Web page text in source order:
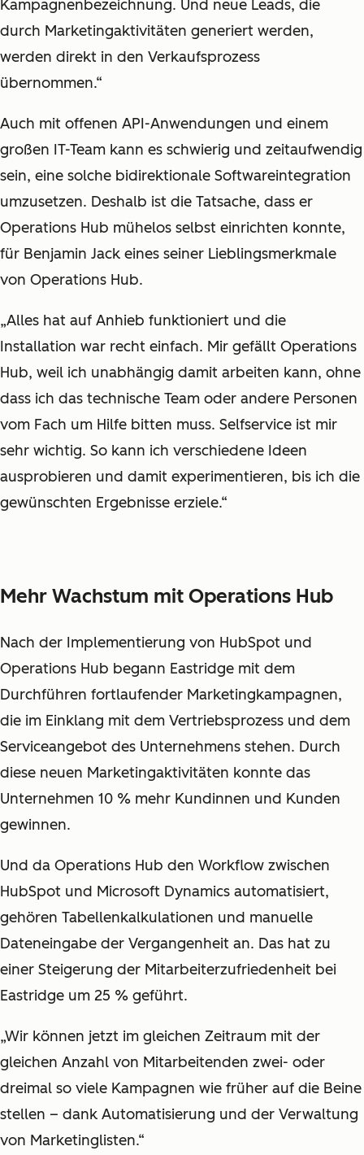
Kampagnenbezeichnung. Und neue Leads, die
durch Marketingaktivitäten generiert werden,
werden direkt in den Verkaufsprozess
übernommen.“
Auch mit offenen API-Anwendungen und einem
großen IT-Team kann es schwierig und zeitaufwendig
sein, eine solche bidirektionale Softwareintegration
umzusetzen. Deshalb ist die Tatsache, dass er
Operations Hub mühelos selbst einrichten konnte,
für Benjamin Jack eines seiner Lieblingsmerkmale
von Operations Hub.
„Alles hat auf Anhieb funktioniert und die
Installation war recht einfach. Mir gefällt Operations
Hub, weil ich unabhängig damit arbeiten kann, ohne
dass ich das technische Team oder andere Personen
vom Fach um Hilfe bitten muss. Selfservice ist mir
sehr wichtig. So kann ich verschiedene Ideen
ausprobieren und damit experimentieren, bis ich die
gewünschten Ergebnisse erziele.“
Mehr Wachstum mit Operations Hub
Nach der Implementierung von HubSpot und
Operations Hub begann Eastridge mit dem
Durchführen fortlaufender Marketingkampagnen,
die im Einklang mit dem Vertriebsprozess und dem
Serviceangebot des Unternehmens stehen. Durch
diese neuen Marketingaktivitäten konnte das
Unternehmen 10 % mehr Kundinnen und Kunden
gewinnen.
Und da Operations Hub den Workflow zwischen
HubSpot und Microsoft Dynamics automatisiert,
gehören Tabellenkalkulationen und manuelle
Dateneingabe der Vergangenheit an. Das hat zu
einer Steigerung der Mitarbeiterzufriedenheit bei
Eastridge um 25 % geführt.
„Wir können jetzt im gleichen Zeitraum mit der
gleichen Anzahl von Mitarbeitenden zwei- oder
dreimal so viele Kampagnen wie früher auf die Beine
stellen – dank Automatisierung und der Verwaltung
von Marketinglisten.“